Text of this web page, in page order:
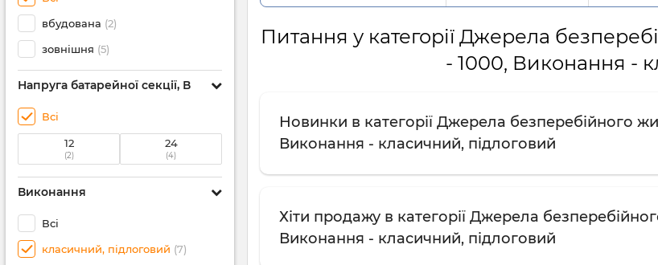
вбудована (2)
зовнішня (5)
Напруга батарейної секції, В
Всі
12
(2)
24
(4)
Виконання
Всі
класичний, підлоговий (7)
Питання у категорії Джерела
- 1000, Виконання -
Новинки в категорії Джерела безперебійного
Виконання - класичний, підлоговий
Хіти продажу в категорії Джерела
Виконання - класичний, підлоговий